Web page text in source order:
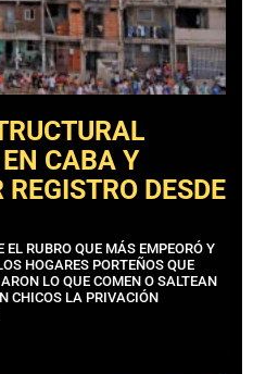
CABA Y
DESDE
RUBRO QUE MÁS EMPEORÓ Y
HOGARES PORTEÑOS QUE
LO QUE COMEN O SALTEAN
CHICOS LA PRIVACIÓN